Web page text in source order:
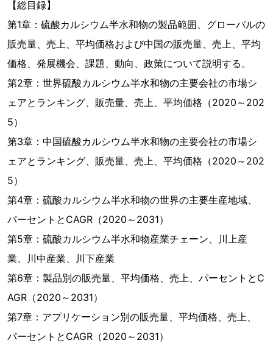
【総目録】
第1章：硫酸カルシウム半水和物の製品範囲、グローバルの
販売量、売上、平均価格および中国の販売量、売上、平均
価格、発展機会、課題、動向、政策について説明する。
第2章：世界硫酸カルシウム半水和物の主要会社の市場シ
ェアとランキング、販売量、売上、平均価格（2020～202
5）
第3章：中国硫酸カルシウム半水和物の主要会社の市場シ
ェアとランキング、販売量、売上、平均価格（2020～202
5）
第4章：硫酸カルシウム半水和物の世界の主要生産地域、
パーセントとCAGR（2020～2031）
第5章：硫酸カルシウム半水和物産業チェーン、川上産
業、川中産業、川下産業
第6章：製品別の販売量、平均価格、売上、パーセントとC
AGR（2020～2031）
第7章：アプリケーション別の販売量、平均価格、売上、
パーセントとCAGR（2020～2031）